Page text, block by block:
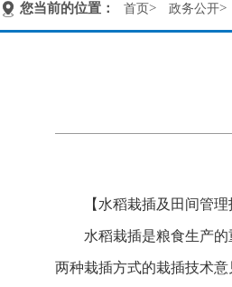
您当前的位置： 首页> 政务公开>
【水稻栽插及田间管理
水稻栽插是粮食生产
两种栽插方式的栽插技术意